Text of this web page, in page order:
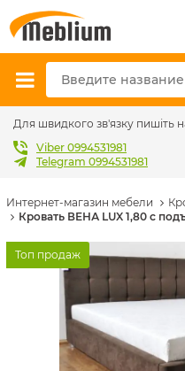
Для швидкого зв'язку пишіть
Viber 0994531981
Telegram 0994531981
Интернет-магазин мебели
Кровать ВЕНА LUX 1,80 с
Топ продаж